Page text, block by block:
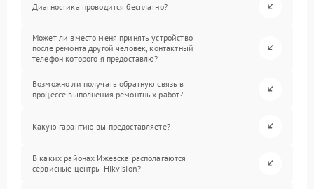
Диагностика проводится бесплатно?
Может ли вместо меня принять устройство
после ремонта другой человек, контактный
телефон которого я предоставлю?
Возможно ли получать обратную связь в
процессе выполнения ремонтных работ?
Какую гарантию вы предоставляете?
В каких районах Ижевска располагаются
сервисные центры Hikvision?